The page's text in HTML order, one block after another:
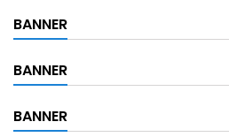
BANNER
BANNER
BANNER